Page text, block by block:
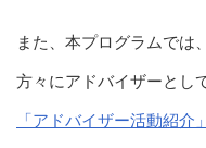
また、本プログラムでは
方々にアドバイザーとし
「アドバイザー活動紹介」